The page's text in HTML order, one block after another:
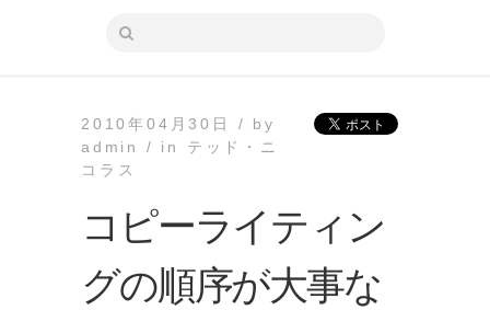
2010年04月30日 / by
admin / in
テッド・ニ
コラス
コピーライティン
グの順序が大事な